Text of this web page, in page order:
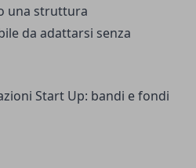
una struttura
da adattarsi senza
Start Up: bandi e fondi